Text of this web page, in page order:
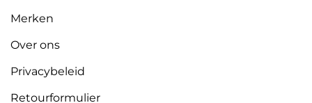
Merken
Over ons
Privacybeleid
Retourformulier